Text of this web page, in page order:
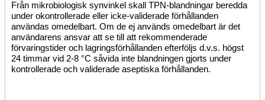
Från mikrobiologisk synvinkel skall TPN-blandningar beredda
under okontrollerade eller icke-validerade förhållanden
användas omedelbart. Om de ej används omedelbart är det
användarens ansvar att se till att rekommenderade
förvaringstider och lagringsförhållanden efterföljs d.v.s. högst
24 timmar vid 2-8 °C såvida inte blandningen gjorts under
kontrollerade och validerade aseptiska förhållanden.